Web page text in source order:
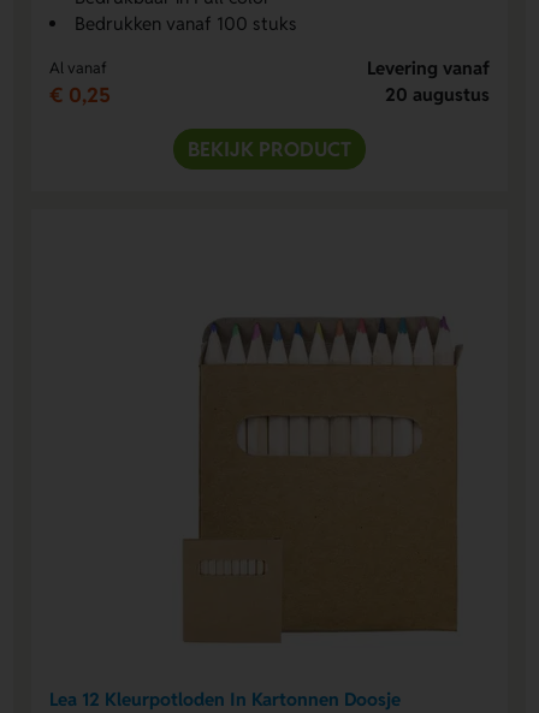
Bedrukken vanaf 100 stuks
Al vanaf
€ 0,25
Levering vanaf
20 augustus
BEKIJK PRODUCT
Lea 12 Kleurpotloden In Kartonnen Doosje